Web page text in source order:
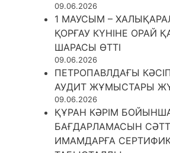
09.06.2026
1 МАУСЫМ –
ҚОРҒАУ КҮНІНЕ ОРАЙ
ШАРАСЫ ӨТТІ
09.06.2026
ПЕТРОПАВЛДАҒЫ
АУДИТ ЖҰМЫСТАРЫ
09.06.2026
ҚҰРАН КӘРІМ
БАҒДАРЛАМАСЫН
ИМАМДАРҒА